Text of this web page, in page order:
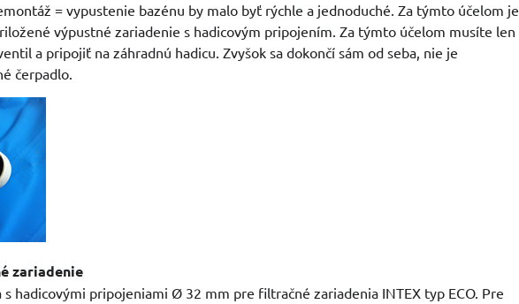
= vypustenie bazénu by malo byť rýchle a jednoduché. Za týmto účelom je
výpustné zariadenie s hadicovým pripojením. Za týmto účelom musíte len
a pripojiť na záhradnú hadicu. Zvyšok sa dokončí sám od seba, nie je
čerpadlo.
zariadenie
s hadicovými pripojeniami Ø 32 mm pre filtračné zariadenia INTEX typ ECO. Pre